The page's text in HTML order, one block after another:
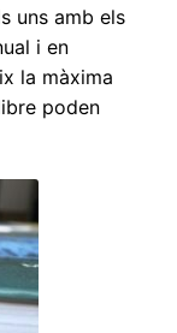
uns amb els
i en
la màxima
poden